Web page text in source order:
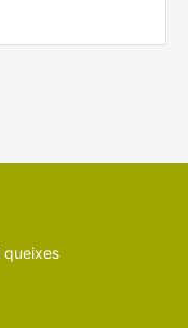
queixes